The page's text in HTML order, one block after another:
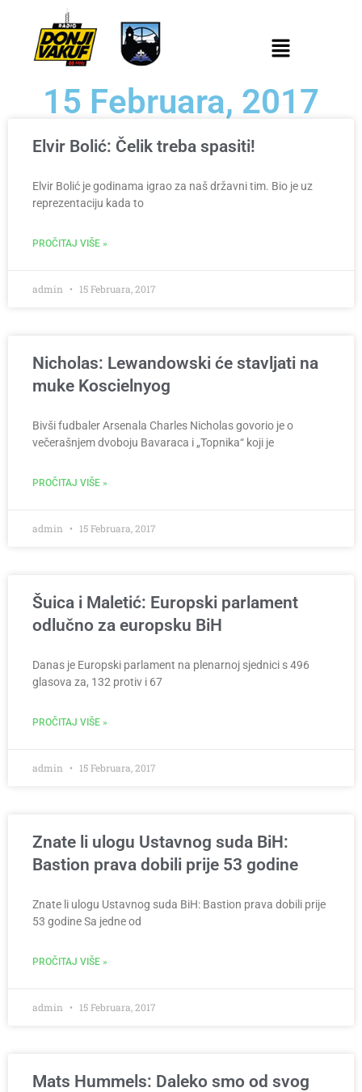
15 Februara, 2017
Elvir Bolić: Čelik treba spasiti!
Elvir Bolić je godinama igrao za naš državni tim. Bio je uz
reprezentaciju kada to
PROČITAJ VIŠE »
admin 15 Februara, 2017
Nicholas: Lewandowski će stavljati na
muke Koscielnyog
Bivši fudbaler Arsenala Charles Nicholas govorio je o
večerašnjem dvoboju Bavaraca i „Topnika“ koji je
PROČITAJ VIŠE »
admin 15 Februara, 2017
Šuica i Maletić: Europski parlament
odlučno za europsku BiH
Danas je Europski parlament na plenarnoj sjednici s 496
glasova za, 132 protiv i 67
PROČITAJ VIŠE »
admin 15 Februara, 2017
Znate li ulogu Ustavnog suda BiH:
Bastion prava dobili prije 53 godine
Znate li ulogu Ustavnog suda BiH: Bastion prava dobili prije
53 godine Sa jedne od
PROČITAJ VIŠE »
admin 15 Februara, 2017
Mats Hummels: Daleko smo od svog